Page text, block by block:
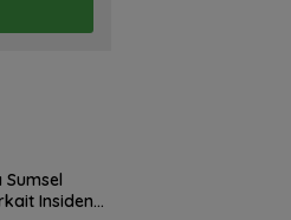
Insiden